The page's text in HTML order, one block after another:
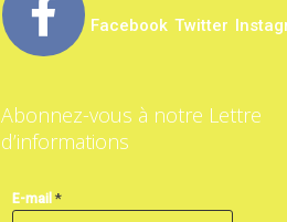
Facebook Twitter
Abonnez-vous à notre Lettre
d’informations
E-mail *